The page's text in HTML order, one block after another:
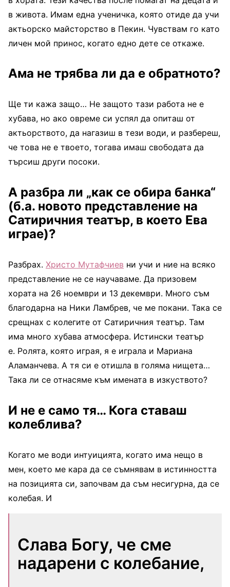
в живота. Имам една ученичка, която отиде да учи
актьорско майсторство в Пекин. Чувствам го като
личен мой принос, когато едно дете се откаже.
Ама не трябва ли да е обратното?
Ще ти кажа защо… Не защото тази работа не е
хубава, но ако овреме си успял да опиташ от
актьорството, да нагазиш в тези води, и разбереш,
че това не е твоето, тогава имаш свободата да
търсиш други посоки.
А разбра ли „как се обира банка“
(б.а. новото представление на
Сатиричния театър, в което Ева
играе)?
Разбрах. Христо Мутафчиев ни учи и ние на всяко
представление не се научаваме. Да призовем
хората на 26 ноември и 13 декември. Много съм
благодарна на Ники Ламбрев, че ме покани. Така се
срещнах с колегите от Сатиричния театър. Там
има много хубава атмосфера. Истински театър
е. Ролята, която играя, я е играла и Мариана
Аламанчева. А тя си е отишла в голяма нищета…
Така ли се отнасяме към имената в изкуството?
И не е само тя… Кога ставаш
колеблива?
Когато ме води интуицията, когато има нещо в
мен, което ме кара да се съмнявам в истинността
на позицията си, започвам да съм несигурна, да се
колебая. И
Слава Богу, че сме
надарени с колебание,